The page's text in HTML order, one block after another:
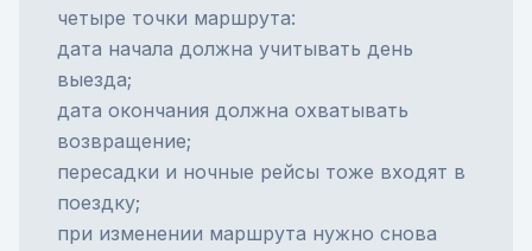
четыре точки маршрута:
дата начала должна учитывать день
выезда;
дата окончания должна охватывать
возвращение;
пересадки и ночные рейсы тоже входят в
поездку;
при изменении маршрута нужно снова